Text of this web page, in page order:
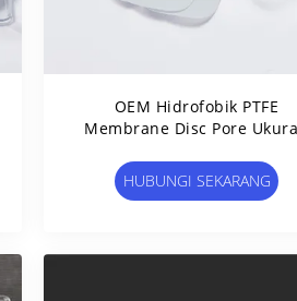
OEM Hidrofobik PTFE
Membrane Disc Pore
HUBUNGI SEKARANG